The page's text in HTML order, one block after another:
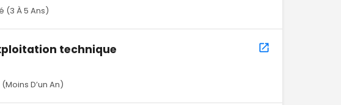
(3 À 5 Ans)
technique
D’un An)